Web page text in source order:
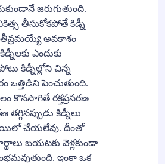
జరుగుతుంది.
తీసుకోకపోతే కిడ్నీ
తీవ్రమయ్యే అవకాశం
ఎందుకు
కిడ్నీల్లోని చిన్న
ఒత్తిడిని పెంచుతుంది.
కొనసాగితే రక్తప్రసరణ
తగ్గినప్పుడు కిడ్నీలు
చేయలేవు. దీంతో
బయటకు వెళ్లకుండా
ఇంకా ఒక